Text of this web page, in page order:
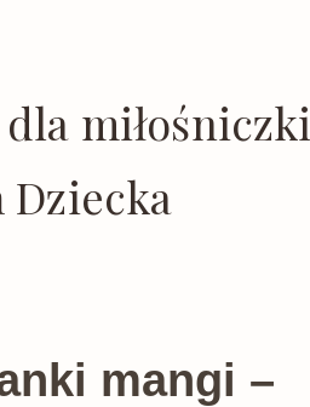
miłośniczki
Dziecka
mangi –